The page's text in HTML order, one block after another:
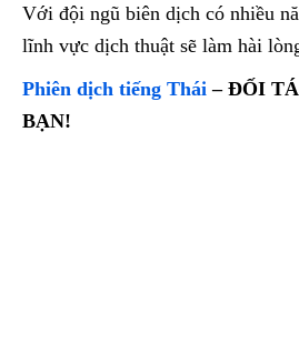
Với đội ngũ biên dịch có nhiều
lĩnh vực dịch thuật sẽ làm hài
Phiên dịch tiếng Thái – ĐỐI
BẠN!